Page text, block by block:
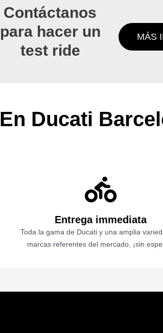
Contáctanos
para hacer un
test ride
MÁS
En Ducati
Entrega immediata
Toda la gama de Ducati y una amplia
marcas referentes del mercado, ¡sin